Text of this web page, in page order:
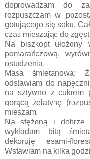
doprowadzam do
rozpuszczam w
gotującego się soku.
czas mieszając do
Na biszkopt ułożony
pomarańczową,
ostudzenia.
Masa śmietanowa:
odstawiam do
na sztywno z cukrem
gorącą żelatynę
mieszam.
Na stężoną i dobrze
wykładam bitą
dekoruję esami-
Wstawiam na kilka